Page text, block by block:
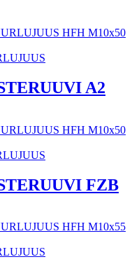
A2
FZB